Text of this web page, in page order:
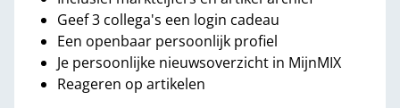
Geef 3 collega's een login cadeau
Een openbaar persoonlijk profiel
Je persoonlijke nieuwsoverzicht in MijnMIX
Reageren op artikelen